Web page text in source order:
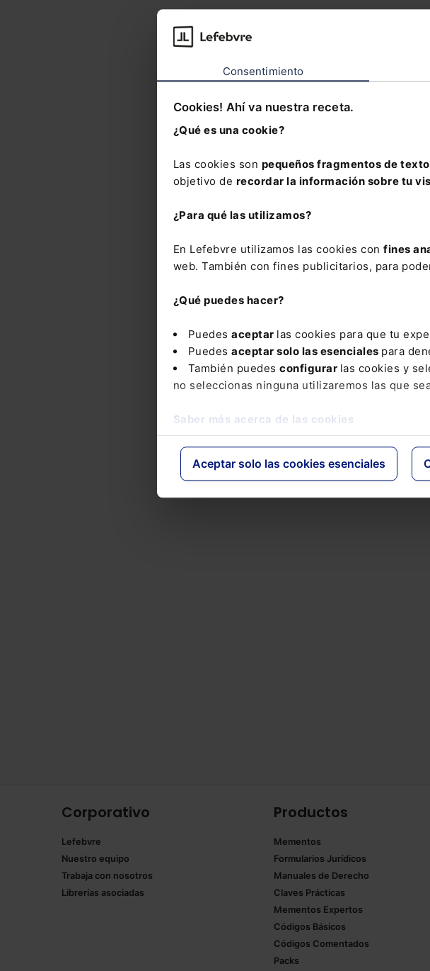
Consentimiento
Cookies! Ahí va nuestra receta.
¿Qué es una cookie?
Las cookies son pequeños fragmentos de texto
objetivo de recordar la información sobre tu
¿Para qué las utilizamos?
En Lefebvre utilizamos las cookies con fines
web. También con fines publicitarios, para
¿Qué puedes hacer?
Puedes aceptar las cookies para que tu
Puedes aceptar solo las esenciales para
También puedes configurar las cookies y
no seleccionas ninguna utilizaremos las que
Saber más acerca de las cookies
Aceptar solo las cookies esenciales
Criterios
Ley 8/
la
23/
Corporativo
Lefebvre
Nuestro equipo
Trabaja con nosotros
Librerías asociadas
Productos
Mementos
Formularios Jurídicos
Manuales de Derecho
Claves Prácticas
Mementos Expertos
Códigos Básicos
Códigos Comentados
Packs